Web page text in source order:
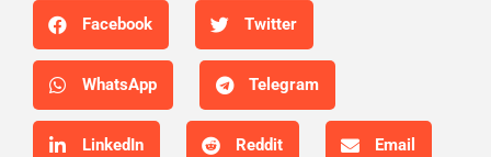
Facebook Twitter
WhatsApp Telegram
LinkedIn Reddit Email